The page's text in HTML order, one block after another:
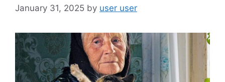
January 31, 2025 by user user